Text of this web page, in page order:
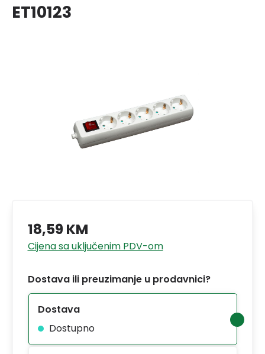
ET10123
18,59 KM
Cijena sa uključenim PDV-om
Dostava ili preuzimanje u prodavnici?
Dostava
Dostupno